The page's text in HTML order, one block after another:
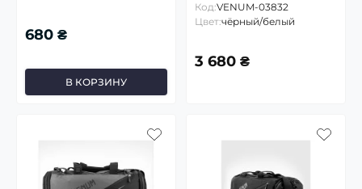
680 ₴
В КОРЗИНУ
Код:VENUM-03832
Цвет:чёрный/белый
3 680 ₴